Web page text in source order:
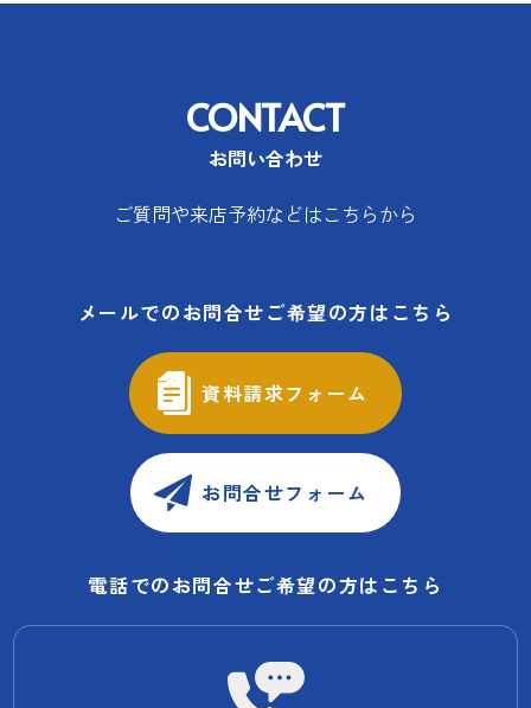
CONTACT
お問い合わせ
ご質問や来店予約などはこちらから
メールでのお問合せご希望の方はこちら
資料請求フォーム
お問合せフォーム
電話でのお問合せご希望の方はこちら